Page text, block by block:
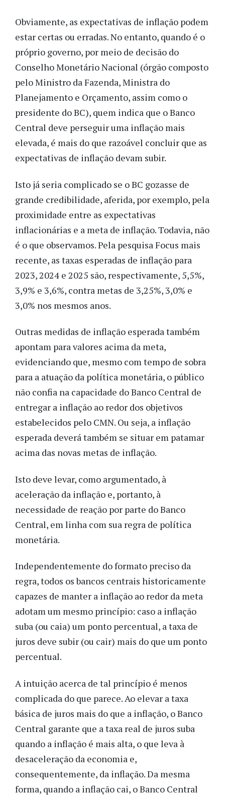
Obviamente, as expectativas de inflação podem
estar certas ou erradas. No entanto, quando é o
próprio governo, por meio de decisão do
Conselho Monetário Nacional (órgão composto
pelo Ministro da Fazenda, Ministra do
Planejamento e Orçamento, assim como o
presidente do BC), quem indica que o Banco
Central deve perseguir uma inflação mais
elevada, é mais do que razoável concluir que as
expectativas de inflação devam subir.
Isto já seria complicado se o BC gozasse de
grande credibilidade, aferida, por exemplo, pela
proximidade entre as expectativas
inflacionárias e a meta de inflação. Todavia, não
é o que observamos. Pela pesquisa Focus mais
recente, as taxas esperadas de inflação para
2023, 2024 e 2025 são, respectivamente, 5,5%,
3,9% e 3,6%, contra metas de 3,25%, 3,0% e
3,0% nos mesmos anos.
Outras medidas de inflação esperada também
apontam para valores acima da meta,
evidenciando que, mesmo com tempo de sobra
para a atuação da política monetária, o público
não confia na capacidade do Banco Central de
entregar a inflação ao redor dos objetivos
estabelecidos pelo CMN. Ou seja, a inflação
esperada deverá também se situar em patamar
acima das novas metas de inflação.
Isto deve levar, como argumentado, à
aceleração da inflação e, portanto, à
necessidade de reação por parte do Banco
Central, em linha com sua regra de política
monetária.
Independentemente do formato preciso da
regra, todos os bancos centrais historicamente
capazes de manter a inflação ao redor da meta
adotam um mesmo princípio: caso a inflação
suba (ou caia) um ponto percentual, a taxa de
juros deve subir (ou cair) mais do que um ponto
percentual.
A intuição acerca de tal princípio é menos
complicada do que parece. Ao elevar a taxa
básica de juros mais do que a inflação, o Banco
Central garante que a taxa real de juros suba
quando a inflação é mais alta, o que leva à
desaceleração da economia e,
consequentemente, da inflação. Da mesma
forma, quando a inflação cai, o Banco Central